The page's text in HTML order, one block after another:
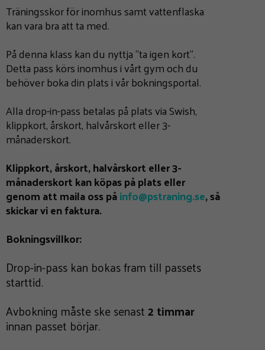
Träningsskor för inomhus samt vattenflaska
kan vara bra att ta med.
På denna klass kan du nyttja ”ta igen kort”.
Detta pass körs inomhus i vårt gym och du
behöver boka din plats i vår bokningsportal.
Alla drop-in-pass betalas på plats via Swish,
klippkort, årskort, halvårskort eller 3-
månaderskort.
Klippkort, årskort, halvårskort eller 3-
månaderskort kan köpas på plats eller
genom att maila oss påinfo@pstraning.se, så
skickar vi en faktura.
Bokningsvillkor:
Drop-in-pass kan bokas fram till passets
starttid.
Avbokning måste ske senast2 timmar
innan passet börjar.